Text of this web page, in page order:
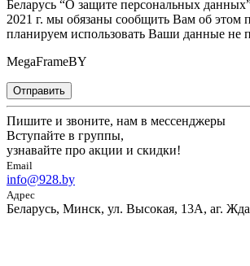
Беларусь “О защите персональных
2021 г. мы обязаны сообщить Вам об этом
планируем использовать Ваши данные не
MegaFrameBY
Отправить
Пишите и звоните, нам в мессенджеры
Вступайте в группы,
узнавайте про акции и скидки!
Email
info@928.by
Адрес
Беларусь, Минск, ул. Высокая, 13А, аг.